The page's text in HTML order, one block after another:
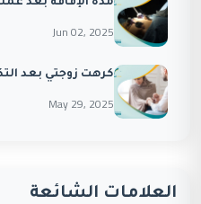
مدة الإفاقة بعد
Jun 02, 2025
كرهت زوجتي بعد
May 29, 2025
العلامات الشائعة